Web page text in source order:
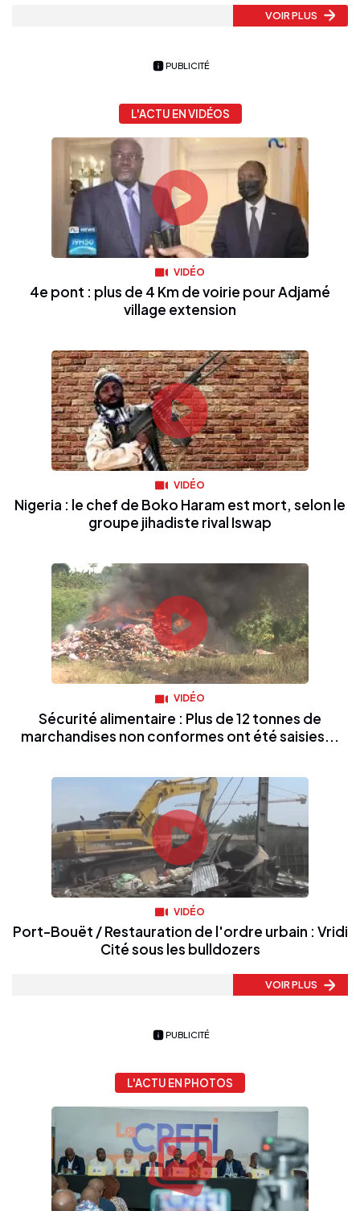
VOIR PLUS
PUBLICITÉ
L'ACTU EN VIDÉOS
VIDÉO
4e pont : plus de 4 Km de voirie pour Adjamé
village extension
VIDÉO
Nigeria : le chef de Boko Haram est mort, selon le
groupe jihadiste rival Iswap
VIDÉO
Sécurité alimentaire : Plus de 12 tonnes de
marchandises non conformes ont été saisies...
VIDÉO
Port-Bouët / Restauration de l'ordre urbain : Vridi
Cité sous les bulldozers
VOIR PLUS
PUBLICITÉ
L'ACTU EN PHOTOS